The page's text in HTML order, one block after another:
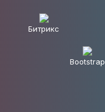
Битрикс
Bootstrap